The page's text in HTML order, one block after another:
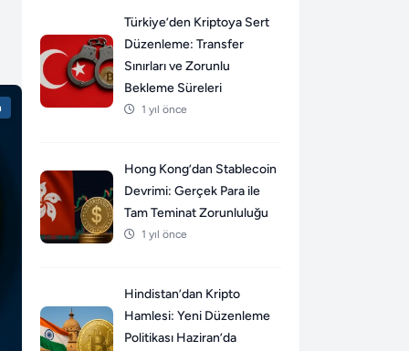
Türkiye’den Kriptoya Sert
Düzenleme: Transfer
Sınırları ve Zorunlu
Bekleme Süreleri
1 yıl önce
Hong Kong’dan Stablecoin
Devrimi: Gerçek Para ile
Tam Teminat Zorunluluğu
1 yıl önce
Hindistan’dan Kripto
Hamlesi: Yeni Düzenleme
Politikası Haziran’da